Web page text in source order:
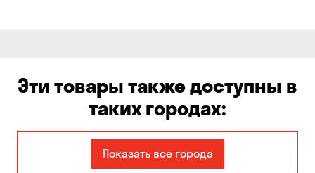
Эти товары также доступны в
таких городах:
АлександровкаПоказать все города